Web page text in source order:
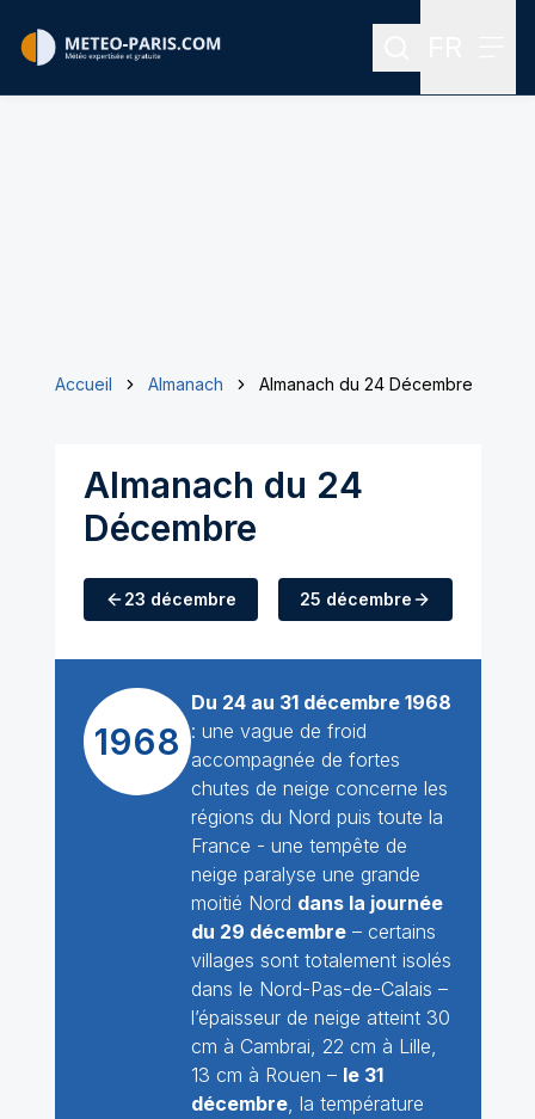
Rechercher
Accueil Almanach Almanach du 24 Décembre
Almanach du 24
Décembre
23 décembre 25 décembre
1968
Du 24 au 31 décembre 1968
: une vague de froid
accompagnée de fortes
chutes de neige concerne les
régions du Nord puis toute la
France - une tempête de
neige paralyse une grande
moitié Nord dans la journée
du 29 décembre– certains
villages sont totalement isolés
dans le Nord-Pas-de-Calais –
l’épaisseur de neige atteint 30
cm à Cambrai, 22 cm à Lille,
13 cm à Rouen – le 31
décembre, la température